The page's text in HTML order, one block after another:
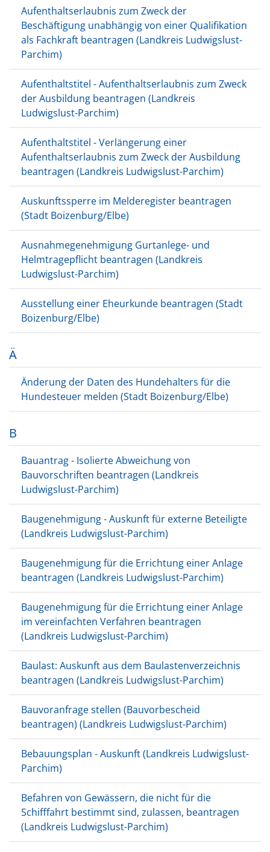
Aufenthaltserlaubnis zum Zweck der
Beschäftigung unabhängig von einer Qualifikation
als Fachkraft beantragen (Landkreis Ludwigslust-
Parchim)
Aufenthaltstitel - Aufenthaltserlaubnis zum Zweck
der Ausbildung beantragen (Landkreis
Ludwigslust-Parchim)
Aufenthaltstitel - Verlängerung einer
Aufenthaltserlaubnis zum Zweck der Ausbildung
beantragen (Landkreis Ludwigslust-Parchim)
Auskunftssperre im Melderegister beantragen
(Stadt Boizenburg/Elbe)
Ausnahmegenehmigung Gurtanlege- und
Helmtragepflicht beantragen (Landkreis
Ludwigslust-Parchim)
Ausstellung einer Eheurkunde beantragen (Stadt
Boizenburg/Elbe)
Ä
Änderung der Daten des Hundehalters für die
Hundesteuer melden (Stadt Boizenburg/Elbe)
B
Bauantrag - Isolierte Abweichung von
Bauvorschriften beantragen (Landkreis
Ludwigslust-Parchim)
Baugenehmigung - Auskunft für externe Beteiligte
(Landkreis Ludwigslust-Parchim)
Baugenehmigung für die Errichtung einer Anlage
beantragen (Landkreis Ludwigslust-Parchim)
Baugenehmigung für die Errichtung einer Anlage
im vereinfachten Verfahren beantragen
(Landkreis Ludwigslust-Parchim)
Baulast: Auskunft aus dem Baulastenverzeichnis
beantragen (Landkreis Ludwigslust-Parchim)
Bauvoranfrage stellen (Bauvorbescheid
beantragen) (Landkreis Ludwigslust-Parchim)
Bebauungsplan - Auskunft (Landkreis Ludwigslust-
Parchim)
Befahren von Gewässern, die nicht für die
Schifffahrt bestimmt sind, zulassen, beantragen
(Landkreis Ludwigslust-Parchim)